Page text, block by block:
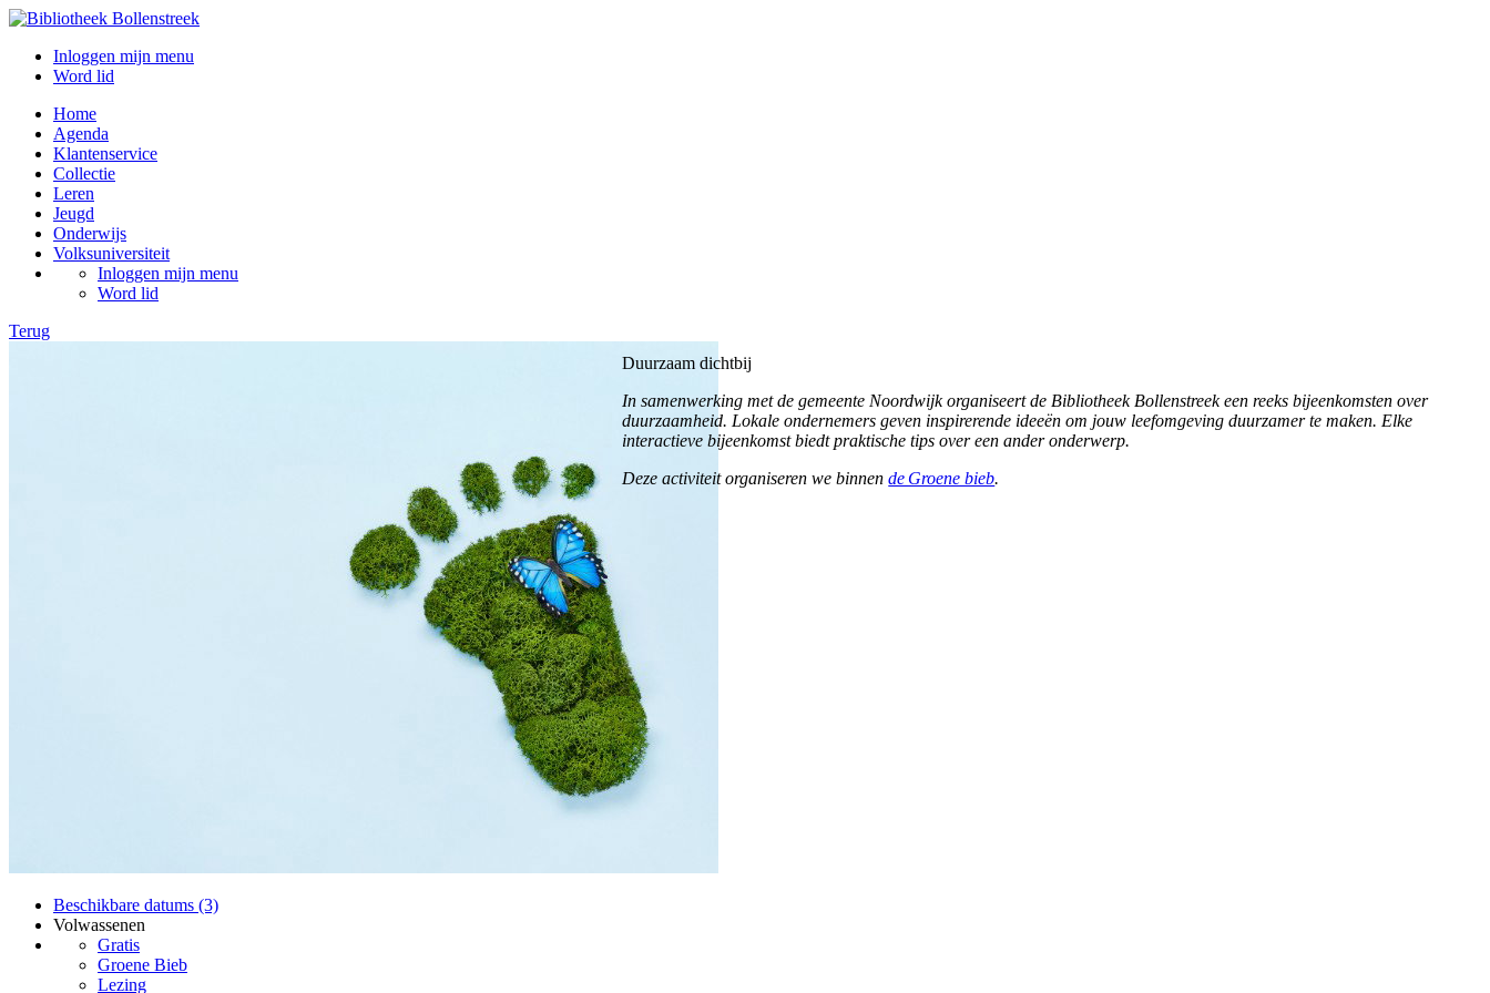
Inloggen mijn menu
Word lid
Home
Agenda
Klantenservice
Collectie
Leren
Jeugd
Onderwijs
Volksuniversiteit
Inloggen mijn menu
Word lid
Terug
Beschikbare datums (3)
Volwassenen
Gratis
Groene Bieb
Lezing
Duurzaam dichtbij
In samenwerking met de gemeente Noordwijk organiseert de Bibliotheek Bollenstreek een reeks bijeenkomsten over
duurzaamheid. Lokale ondernemers geven inspirerende ideeën om jouw leefomgeving duurzamer te maken. Elke
interactieve bijeenkomst biedt praktische tips over een ander onderwerp.
Deze activiteit organiseren we binnende Groene bieb.